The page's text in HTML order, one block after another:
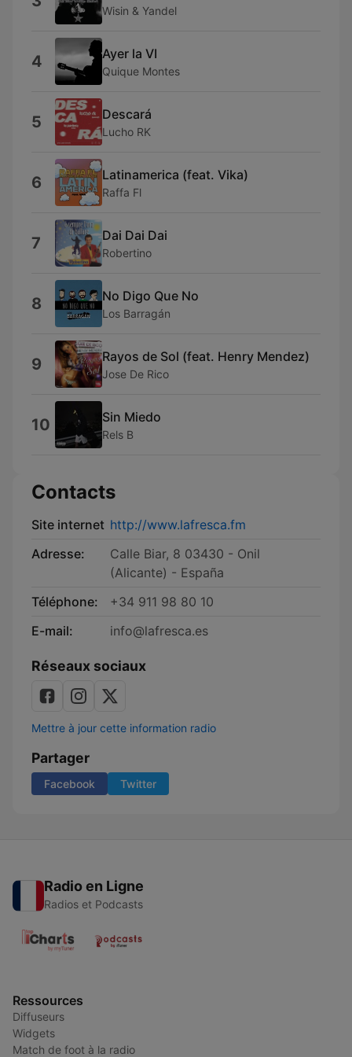
Wisin & Yandel
4 Ayer la VI
Quique Montes
5 Descará
Lucho RK
6 Latinamerica (feat. Vika)
Raffa Fl
7 Dai Dai Dai
Robertino
8 No Digo Que No
Los Barragán
9 Rayos de Sol (feat. Henry Mendez)
Jose De Rico
10 Sin Miedo
Rels B
Contacts
Site internet http://www.lafresca.fm
Adresse:
Calle Biar, 8 03430 - Onil
(Alicante) - España
Téléphone:
+34 911 98 80 10
E-mail:
info@lafresca.es
Réseaux sociaux
Mettre à jour cette information radio
Partager
Facebook Twitter
Radio en Ligne
Radios et Podcasts
Ressources
Diffuseurs
Widgets
Match de foot à la radio